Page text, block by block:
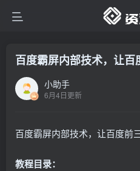
百度霸屏内部技术，让
小助手
6月4日更新
百度霸屏内部技术，让百度前
教程目录：